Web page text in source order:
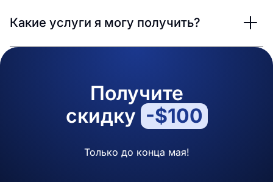
Какие услуги я могу получить?
Получите
скидку -$100
Только до конца мая!